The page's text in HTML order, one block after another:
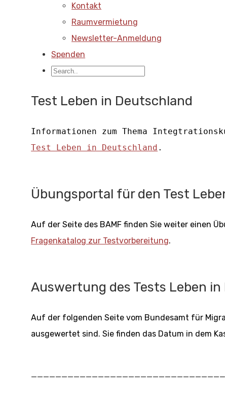
Kontakt
Raumvermietung
Newsletter-Anmeldung
Spenden
Test Leben in Deutschland
Informationen zum Thema
Test Leben in Deutschland .
Übungsportal für den Test
Auf der Seite des BAMF finden Sie weiter einen
Fragenkatalog zur Testvorbereitung.
Auswertung des Tests Leben
Auf der folgenden Seite vom Bundesamt für
ausgewertet sind. Sie finden das Datum in dem